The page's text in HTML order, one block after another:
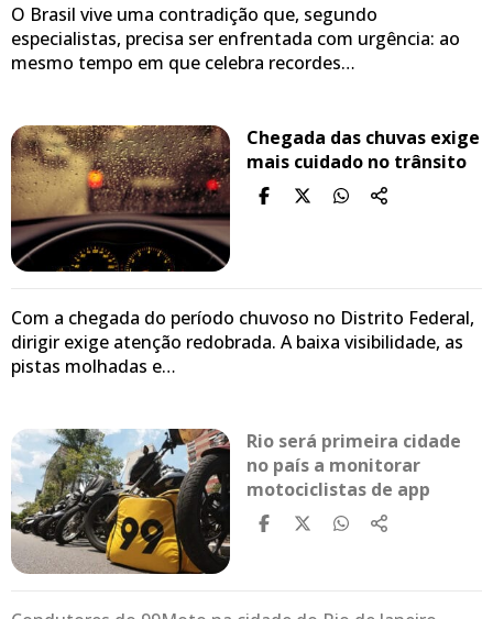
O Brasil vive uma contradição que, segundo
especialistas, precisa ser enfrentada com urgência: ao
mesmo tempo em que celebra recordes…
Chegada das chuvas exige
mais cuidado no trânsito
Com a chegada do período chuvoso no Distrito Federal,
dirigir exige atenção redobrada. A baixa visibilidade, as
pistas molhadas e…
Rio será primeira cidade
no país a monitorar
motociclistas de app